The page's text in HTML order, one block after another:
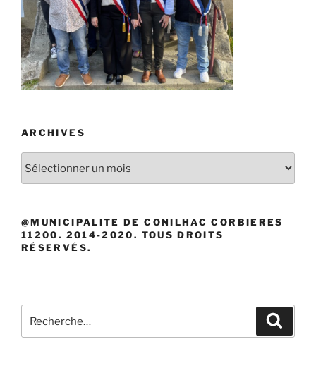
ARCHIVES
@MUNICIPALITE DE CONILHAC CORBIERES
11200. 2014-2020. TOUS DROITS
RÉSERVÉS.
pour